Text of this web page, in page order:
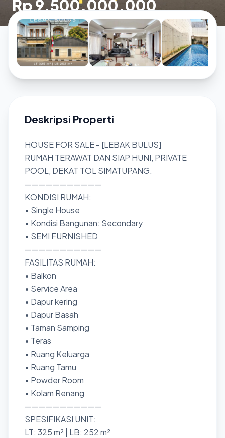
Rp 9.500.000.000
Deskripsi Properti
HOUSE FOR SALE - [LEBAK BULUS]
RUMAH TERAWAT DAN SIAP HUNI, PRIVATE
POOL, DEKAT TOL SIMATUPANG.
———————————
KONDISI RUMAH:
• Single House
• Kondisi Bangunan: Secondary
• SEMI FURNISHED
———————————
FASILITAS RUMAH:
• Balkon
• Service Area
• Dapur kering
• Dapur Basah
• Taman Samping
• Teras
• Ruang Keluarga
• Ruang Tamu
• Powder Room
• Kolam Renang
———————————
SPESIFIKASI UNIT:
LT: 325 m² | LB: 252 m²